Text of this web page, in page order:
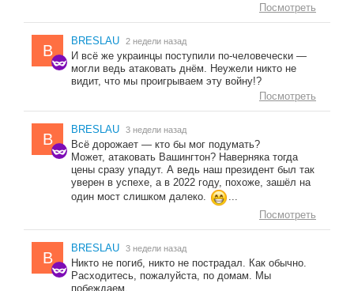
Посмотреть
B
BRESLAU 2 недели назад
И всё же украинцы поступили по-человечески —
могли ведь атаковать днём. Неужели никто не
видит, что мы проигрываем эту войну!?
Посмотреть
B
BRESLAU 3 недели назад
Всё дорожает — кто бы мог подумать?
Может, атаковать Вашингтон? Наверняка тогда
цены сразу упадут. А ведь наш президент был так
уверен в успехе, а в 2022 году, похоже, зашёл на
один мост слишком далеко.
...
Посмотреть
B
BRESLAU 3 недели назад
Никто не погиб, никто не пострадал. Как обычно.
Расходитесь, пожалуйста, по домам. Мы
побеждаем.